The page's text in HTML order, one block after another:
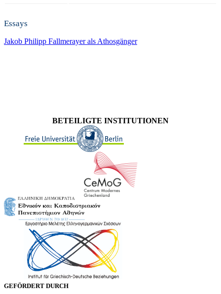
Essays
Jakob Philipp Fallmerayer als Athosgänger
BETEILIGTE INSTITUTIONEN
GEFÖRDERT DURCH